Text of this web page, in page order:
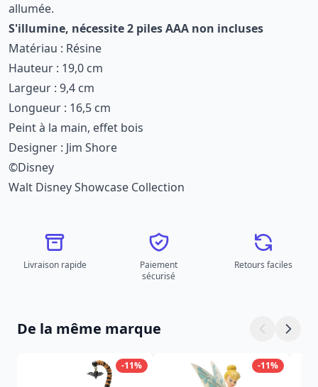
allumée.
S'illumine, nécessite 2 piles AAA non incluses
Matériau : Résine
Hauteur : 19,0 cm
Largeur : 9,4 cm
Longueur : 16,5 cm
Peint à la main, effet bois
Designer : Jim Shore
©Disney
Walt Disney Showcase Collection
Livraison rapide
Paiement
sécurisé
Retours faciles
De la même marque
-11% -11%